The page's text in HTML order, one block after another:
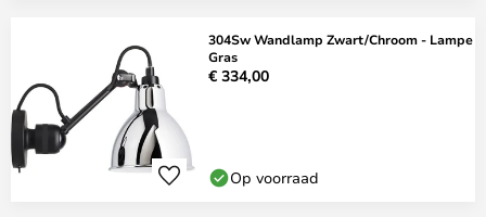
304Sw Wandlamp Zwart/Chroom - Lampe
Gras
€ 334,00
Op voorraad